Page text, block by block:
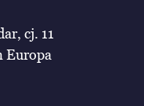
cj. 11
Europa